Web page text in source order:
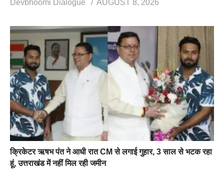
Devbhoomi Dialogue
AUGUST 8, 2026
क्रिकेटर ऋषभ पंत ने आधी रात CM से लगाई गुहार, 3 साल से भटक रहा
हूं, उत्तराखंड में नहीं मिल रही जमीन